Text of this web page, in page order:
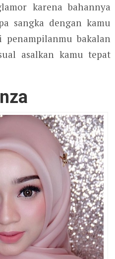
karena bahannya
sangka dengan kamu
bakalan
asalkan kamu tepat